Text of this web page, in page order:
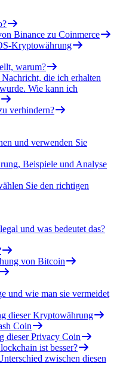
Binance zu Coinmerce
Kryptowährung
warum?
die ich erhalten
Wie kann ich
verhindern?
und verwenden Sie
Beispiele und Analyse
Sie den richtigen
und was bedeutet das?
von Bitcoin
und wie man sie vermeidet
dieser Kryptowährung
Coin
dieser Privacy Coin
ist besser?
zwischen diesen